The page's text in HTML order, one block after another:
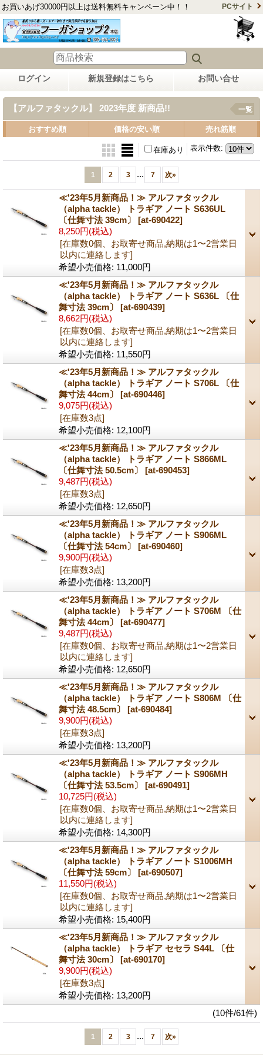
お買いあげ30000円以上は送料無料キャンペーン中！！ PCサイト
ログイン 新規登録はこちら お問い合せ
【アルファタックル】 2023年度 新商品!! 一覧
おすすめ順 価格の安い順 売れ筋順
表示件数:
在庫あり
1 2 3 ... 7 次»
≪'23年5月新商品！≫ アルファタックル
（alpha tackle） トラギア ノート S636UL
〔仕舞寸法 39cm〕 [at-690422]
8,250円(税込)
[在庫数0個、お取寄せ商品,納期は1〜2営業日
以内に連絡します]
希望小売価格: 11,000円
≪'23年5月新商品！≫ アルファタックル
（alpha tackle） トラギア ノート S636L 〔仕
舞寸法 39cm〕 [at-690439]
8,662円(税込)
[在庫数0個、お取寄せ商品,納期は1〜2営業日
以内に連絡します]
希望小売価格: 11,550円
≪'23年5月新商品！≫ アルファタックル
（alpha tackle） トラギア ノート S706L 〔仕
舞寸法 44cm〕 [at-690446]
9,075円(税込)
[在庫数3点]
希望小売価格: 12,100円
≪'23年5月新商品！≫ アルファタックル
（alpha tackle） トラギア ノート S866ML
〔仕舞寸法 50.5cm〕 [at-690453]
9,487円(税込)
[在庫数3点]
希望小売価格: 12,650円
≪'23年5月新商品！≫ アルファタックル
（alpha tackle） トラギア ノート S906ML
〔仕舞寸法 54cm〕 [at-690460]
9,900円(税込)
[在庫数3点]
希望小売価格: 13,200円
≪'23年5月新商品！≫ アルファタックル
（alpha tackle） トラギア ノート S706M 〔仕
舞寸法 44cm〕 [at-690477]
9,487円(税込)
[在庫数0個、お取寄せ商品,納期は1〜2営業日
以内に連絡します]
希望小売価格: 12,650円
≪'23年5月新商品！≫ アルファタックル
（alpha tackle） トラギア ノート S806M 〔仕
舞寸法 48.5cm〕 [at-690484]
9,900円(税込)
[在庫数3点]
希望小売価格: 13,200円
≪'23年5月新商品！≫ アルファタックル
（alpha tackle） トラギア ノート S906MH
〔仕舞寸法 53.5cm〕 [at-690491]
10,725円(税込)
[在庫数0個、お取寄せ商品,納期は1〜2営業日
以内に連絡します]
希望小売価格: 14,300円
≪'23年5月新商品！≫ アルファタックル
（alpha tackle） トラギア ノート S1006MH
〔仕舞寸法 59cm〕 [at-690507]
11,550円(税込)
[在庫数0個、お取寄せ商品,納期は1〜2営業日
以内に連絡します]
希望小売価格: 15,400円
≪'23年5月新商品！≫ アルファタックル
（alpha tackle） トラギア セセラ S44L 〔仕
舞寸法 30cm〕 [at-690170]
9,900円(税込)
[在庫数3点]
希望小売価格: 13,200円
(10件/61件)
1 2 3 ... 7 次»